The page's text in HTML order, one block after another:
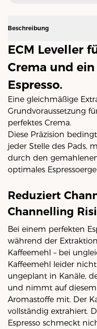
Beschreibung
ECM Leveller
Crema und
Espresso.
Eine gleichmäßige
Grundvoraussetzung
perfektes Crema.
Diese Präzision
jeder Stelle des Pads,
durch den
optimales
Reduziert
Channelling
Bei einem perfekten
während der
Kaffeemehl – bei
Kaffeemehl leider
ungeplant in Kanäle,
und nimmt auf
Aromastoffe mit. Der
vollständig extrahiert.
Espresso schmeckt